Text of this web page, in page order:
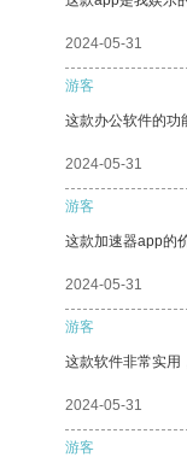
2024-05-31
游客
这款办公软件的功
2024-05-31
游客
这款加速器app的
2024-05-31
游客
这款软件非常实用
2024-05-31
游客